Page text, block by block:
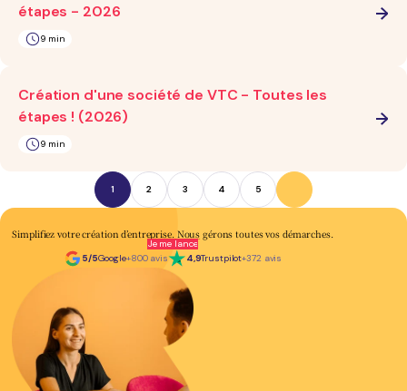
étapes - 2026
9 min
Création d'une société de VTC - Toutes les
étapes ! (2026)
9 min
1 2 3 4 5
Simplifiez votre création d’entreprise. Nous gérons toutes vos démarches.
Je me lance
5/5Google+800 avis 4,9Trustpilot+372 avis